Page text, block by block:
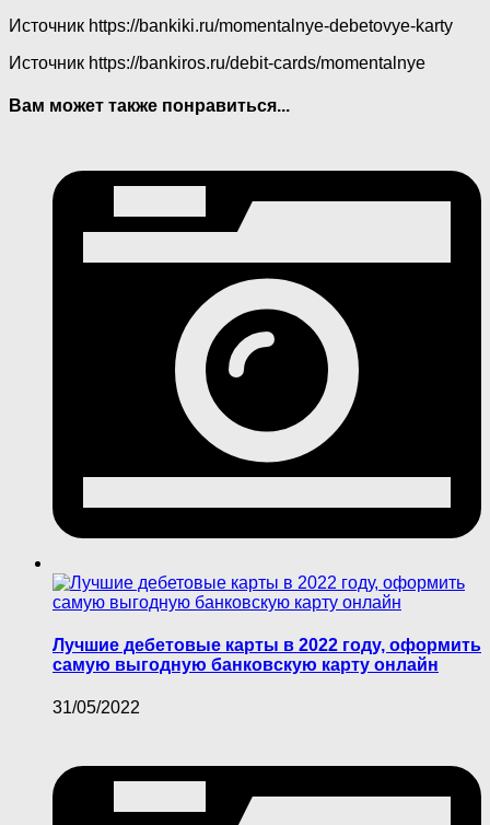
Источник https://bankiki.ru/momentalnye-debetovye-karty
Источник https://bankiros.ru/debit-cards/momentalnye
Вам может также понравиться...
Лучшие дебетовые карты в 2022 году, оформить
самую выгодную банковскую карту онлайн
31/05/2022